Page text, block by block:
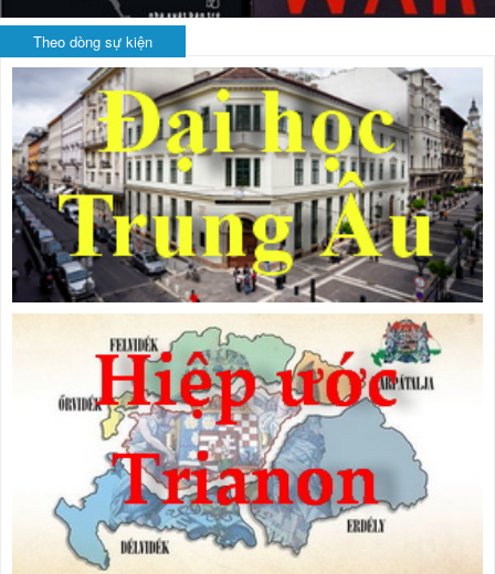
Theo dòng sự kiện